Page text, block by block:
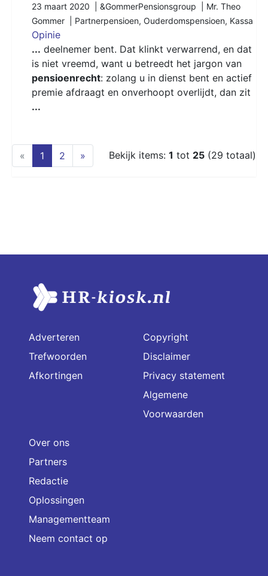
23 maart 2020 | &GommerPensionsgroup | Mr. Theo
Gommer | Partnerpensioen, Ouderdomspensioen, Kassa
Opinie
... deelnemer bent. Dat klinkt verwarrend, en dat
is niet vreemd, want u betreedt het jargon van
pensioenrecht: zolang u in dienst bent en actief
premie afdraagt en onverhoopt overlijdt, dan zit
...
« 1 (current)
2 » Bekijk items: 1 tot 25 (29 totaal)
Adverteren
Trefwoorden
Afkortingen
Copyright
Disclaimer
Privacy statement
Algemene
Voorwaarden
Over ons
Partners
Redactie
Oplossingen
Managementteam
Neem contact op